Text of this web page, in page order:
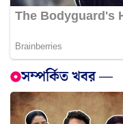
সম্পর্কিত খবর —